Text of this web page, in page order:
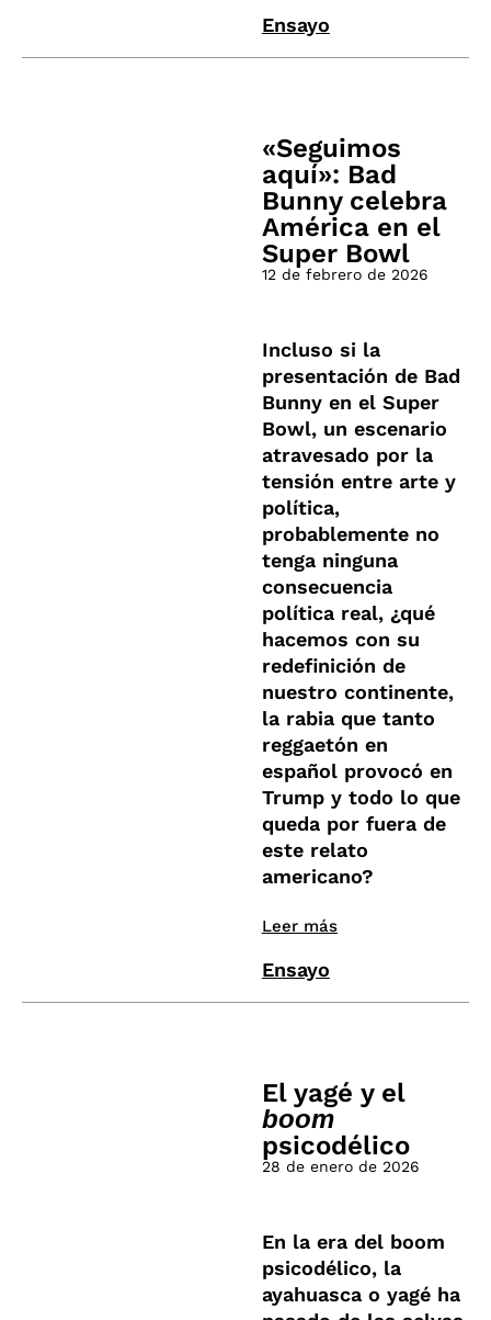
Ensayo
«Seguimos
aquí»: Bad
Bunny celebra
América en el
Super Bowl
12 de febrero de 2026
Incluso si la
presentación de Bad
Bunny en el Super
Bowl, un escenario
atravesado por la
tensión entre arte y
política,
probablemente no
tenga ninguna
consecuencia
política real, ¿qué
hacemos con su
redefinición de
nuestro continente,
la rabia que tanto
reggaetón en
español provocó en
Trump y todo lo que
queda por fuera de
este relato
americano?
Leer más
Ensayo
El yagé y el
boom
psicodélico
28 de enero de 2026
En la era del boom
psicodélico, la
ayahuasca o yagé ha